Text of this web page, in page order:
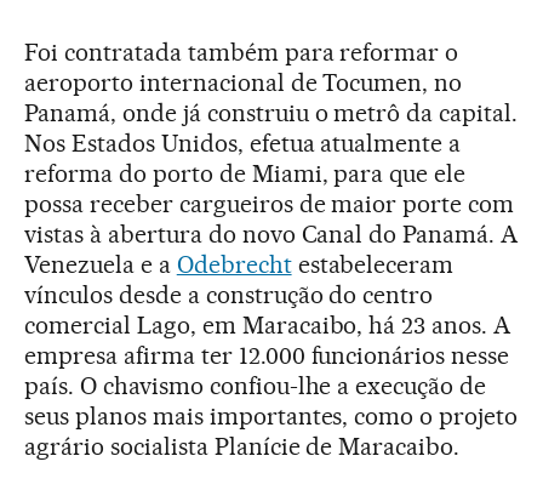
Foi contratada também para reformar o
aeroporto internacional de Tocumen, no
Panamá, onde já construiu o metrô da capital.
Nos Estados Unidos, efetua atualmente a
reforma do porto de Miami, para que ele
possa receber cargueiros de maior porte com
vistas à abertura do novo Canal do Panamá. A
Venezuela e a Odebrechtestabeleceram
vínculos desde a construção do centro
comercial Lago, em Maracaibo, há 23 anos. A
empresa afirma ter 12.000 funcionários nesse
país. O chavismo confiou-lhe a execução de
seus planos mais importantes, como o projeto
agrário socialista Planície de Maracaibo.